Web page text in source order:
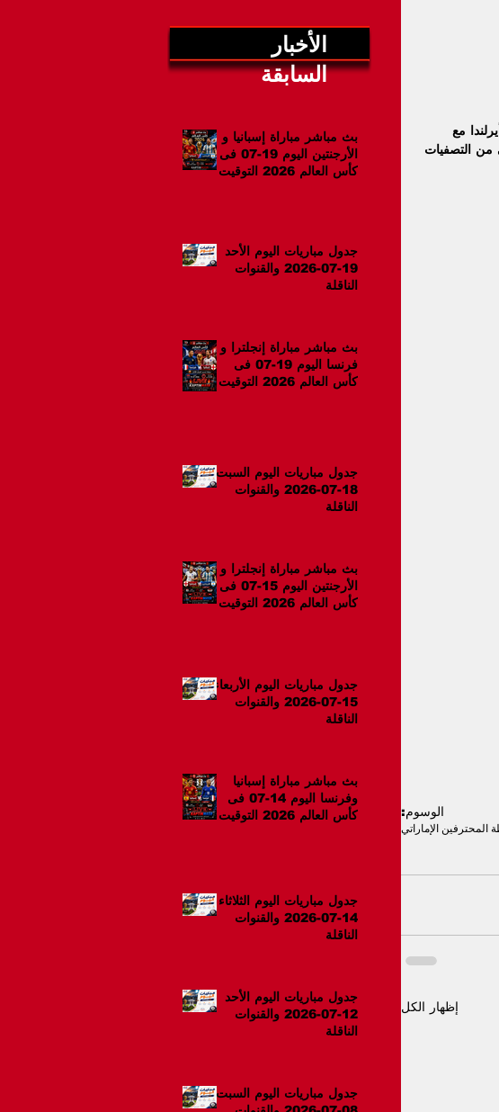
الأخبار
السابقة
بث مباشر مباراة إسبانيا و
الأرجنتين اليوم 19-07 فى
كأس العالم 2026 التوقيت
جدول مباريات اليوم الأحد
19-07-2026 والقنوات
الناقلة
بث مباشر مباراة إنجلترا و
فرنسا اليوم 19-07 فى
كأس العالم 2026 التوقيت
جدول مباريات اليوم السبت
18-07-2026 والقنوات
الناقلة
بث مباشر مباراة إنجلترا و
الأرجنتين اليوم 15-07 فى
كأس العالم 2026 التوقيت
جدول مباريات اليوم الأربعاء
15-07-2026 والقنوات
الناقلة
بث مباشر مباراة إسبانيا
وفرنسا اليوم 14-07 فى
كأس العالم 2026 التوقيت
جدول مباريات اليوم الثلاثاء
14-07-2026 والقنوات
الناقلة
جدول مباريات اليوم الأحد
12-07-2026 والقنوات
الناقلة
جدول مباريات اليوم السبت
وأيرلندا مع
من التصفيات
الوسوم:
المحترفين الإماراتي
إظهار الكل